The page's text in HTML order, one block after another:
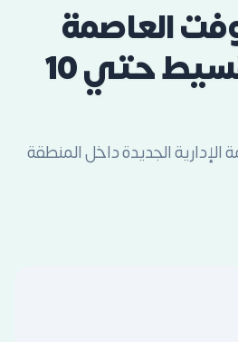
العاصمة
الادارية بتقسيط حتي 10
الجديدة داخل المنطقة